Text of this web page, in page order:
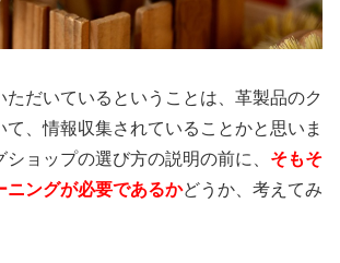
ただいているということは、革製品のク
て、情報収集されていることかと思いま
ョップの選び方の説明の前に、 そもそ
ニングが必要であるかどうか、考えてみ